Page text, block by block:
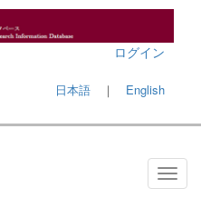
ログイン
日本語 ｜ English